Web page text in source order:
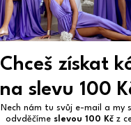
Chceš získat
na slevu 100
Nech nám tu svůj e-mail a my
odvděčíme slevou 100 Kčz